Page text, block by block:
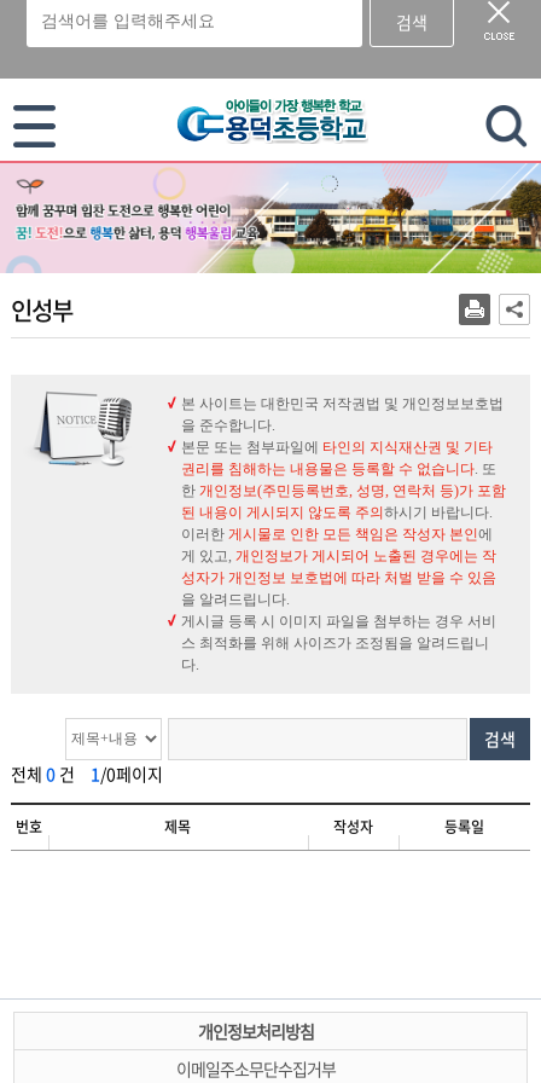
이 누리집은 대한민국 공식 전자정부 누리집입니다.
검색
인성부
본 사이트는 대한민국 저작권법 및 개인정보보호법
을 준수합니다.
본문 또는 첨부파일에 타인의 지식재산권 및 기타
권리를 침해하는 내용물은 등록할 수 없습니다. 또
한 개인정보(주민등록번호, 성명, 연락처 등)가 포함
된 내용이 게시되지 않도록 주의하시기 바랍니다.
이러한 게시물로 인한 모든 책임은 작성자 본인에
게 있고, 개인정보가 게시되어 노출된 경우에는 작
성자가 개인정보 보호법에 따라 처벌 받을 수 있음
을 알려드립니다.
게시글 등록 시 이미지 파일을 첨부하는 경우 서비
스 최적화를 위해 사이즈가 조정됨을 알려드립니
다.
전체 0 건 1 /0페이지
검색
번호 제목 작성자 등록일
개인정보처리방침
이메일주소무단수집거부